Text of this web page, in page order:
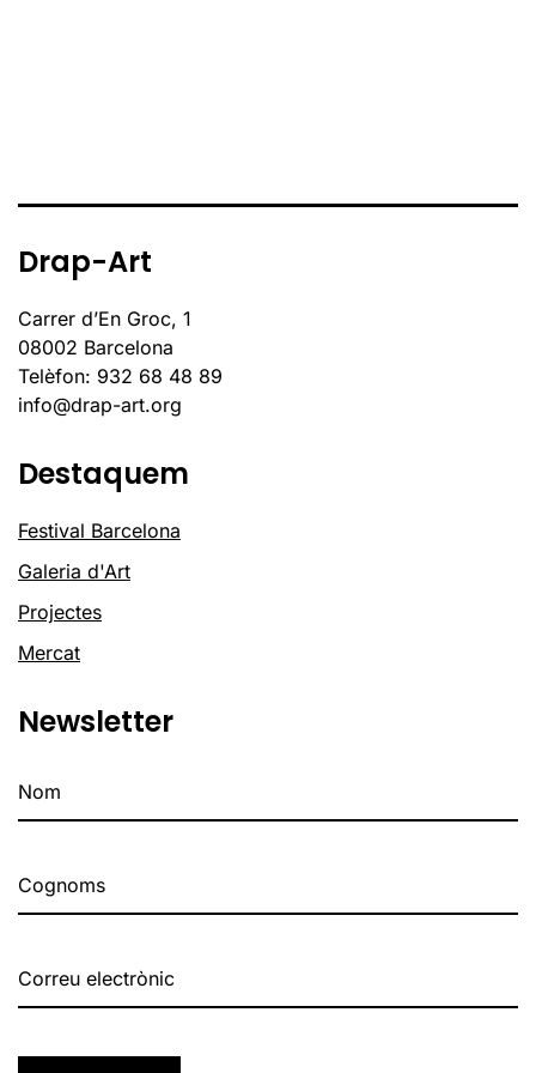
Drap-Art
Carrer d’En Groc, 1
08002 Barcelona
Telèfon: 932 68 48 89
info@drap-art.org
Destaquem
Festival Barcelona
Galeria d'Art
Projectes
Mercat
Newsletter